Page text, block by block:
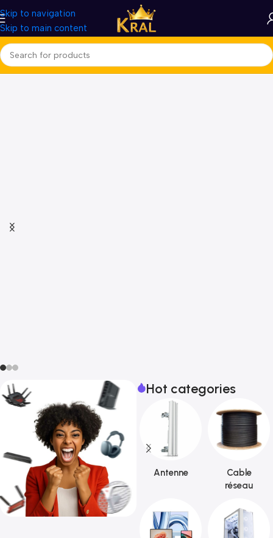
Skip to navigation
Skip to main content
Hot categories
Antenne
Cable
réseau